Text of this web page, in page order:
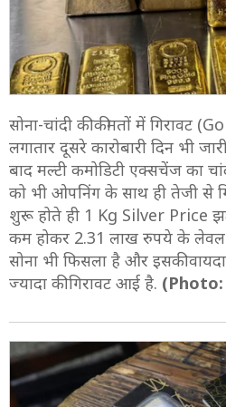
सोना-चांदी की कीमतों में गिरावट
लगातार दूसरे कारोबारी दिन भी
बाद मल्टी कमोडिटी एक्सचेंज का
को भी ओपनिंग के साथ ही तेजी से
शुरू होते ही 1 Kg Silver Price
कम होकर 2.31 लाख रुपये के
सोना भी फिसला है और इसकी
ज्यादा की गिरावट आई है.